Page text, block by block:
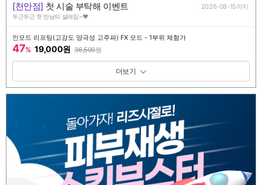
[천안점] 첫 시술 부탁해 이벤트 2026-08-15까지
두근두근 첫 만남의 설레임~♥
인모드 리프팅(고강도 양극성 고주파) FX 모드 - 1부위 체험가
47% 19,000원 36,500원
패키지 보기 토글